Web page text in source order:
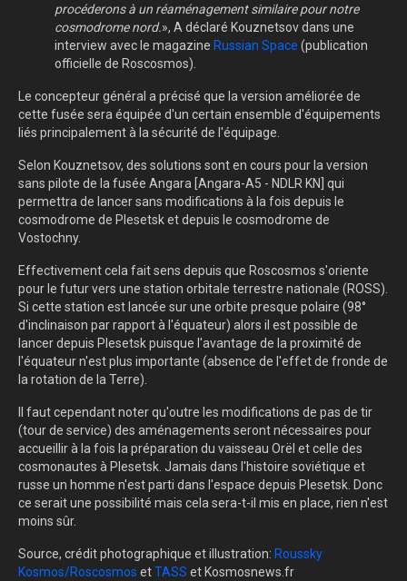
procéderons à un réaménagement similaire pour notre
cosmodrome nord.», A déclaré Kouznetsov dans une
interview avec le magazine Russian Space (publication
officielle de Roscosmos).
Le concepteur général a précisé que la version améliorée de
cette fusée sera équipée d'un certain ensemble d'équipements
liés principalement à la sécurité de l'équipage.
Selon Kouznetsov, des solutions sont en cours pour la version
sans pilote de la fusée Angara [Angara-A5 - NDLR KN] qui
permettra de lancer sans modifications à la fois depuis le
cosmodrome de Plesetsk et depuis le cosmodrome de
Vostochny.
Effectivement cela fait sens depuis que Roscosmos s'oriente
pour le futur vers une station orbitale terrestre nationale (ROSS).
Si cette station est lancée sur une orbite presque polaire (98°
d'inclinaison par rapport à l'équateur) alors il est possible de
lancer depuis Plesetsk puisque l'avantage de la proximité de
l'équateur n'est plus importante (absence de l'effet de fronde de
la rotation de la Terre).
Il faut cependant noter qu'outre les modifications de pas de tir
(tour de service) des aménagements seront nécessaires pour
accueillir à la fois la préparation du vaisseau Orël et celle des
cosmonautes à Plesetsk. Jamais dans l'histoire soviétique et
russe un homme n'est parti dans l'espace depuis Plesetsk. Donc
ce serait une possibilité mais cela sera-t-il mis en place, rien n'est
moins sûr.
Source, crédit photographique et illustration: Roussky
Kosmos/Roscosmos etTASS et Kosmosnews.fr